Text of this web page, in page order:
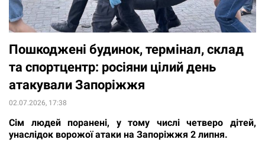
Пошкоджені будинок, термінал, склад
та спортцентр: росіяни цілий день
атакували Запоріжжя
02.07.2026, 17:38
Сім людей поранені, у тому числі четверо дітей,
унаслідок ворожої атаки на Запоріжжя 2 липня.